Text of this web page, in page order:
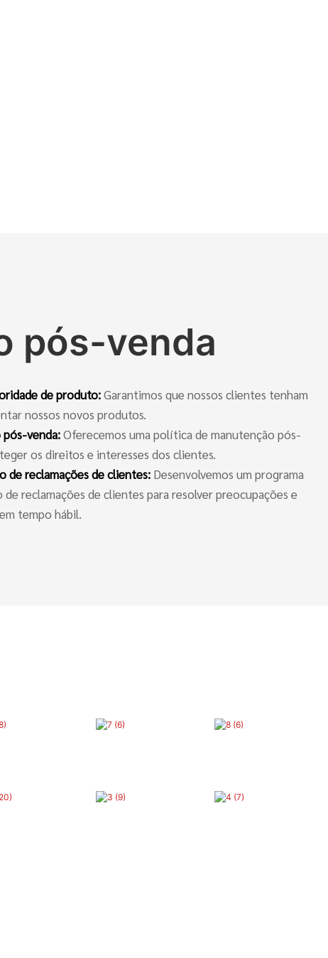
pós-venda
de produto:Garantimos que nossos clientes tenham
nossos novos produtos.
pós-venda:Oferecemos uma política de manutenção pós-
os direitos e interesses dos clientes.
de reclamações de clientes: Desenvolvemos um programa
reclamações de clientes para resolver preocupações e
tempo hábil.